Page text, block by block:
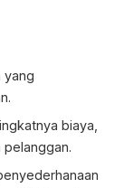
yang
biaya,